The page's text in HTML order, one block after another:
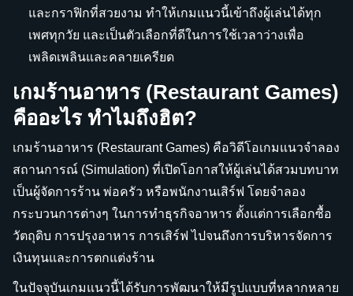
และกราฟิกที่สวยงาม ทำให้เกมแนวนี้เข้าถึงผู้เล่นได้ทุก
เพศทุกวัย และเป็นตัวเลือกที่ดีในการใช้เวลาว่างเพื่อ
เพลิดเพลินและคลายเครียด
เกมร้านอาหาร (Restaurant Games)
คืออะไร ทำไมถึงฮิต?
เกมร้านอาหาร (Restaurant Games) คือวิดีโอเกมแนวจำลอง
สถานการณ์ (Simulation) ที่เปิดโอกาสให้ผู้เล่นได้สวมบทบาท
เป็นผู้จัดการร้าน พ่อครัว หรือพนักงานเสิร์ฟ โดยจำลอง
กระบวนการต่างๆ ในการทำธุรกิจอาหาร ตั้งแต่การเลือกซื้อ
วัตถุดิบ การปรุงอาหาร การเสิร์ฟ ไปจนถึงการบริหารจัดการ
เงินทุนและการตกแต่งร้าน
ในปัจจุบันเกมแนวนี้ได้รับการพัฒนาให้มีรูปแบบที่หลากหลาย